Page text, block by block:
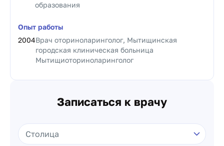
образования
Опыт работы
2004Врач оториноларинголог, Мытищинская
городская клиническая больница
Мытищиоториноларинголог
Записаться к врачу